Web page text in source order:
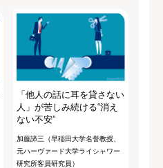
「他人の話に耳を貸さない
人」が苦しみ続ける“消え
ない不安”
加藤諦三（早稲田大学名誉教授、
元ハーヴァード大学ライシャワー
研究所客員研究員）